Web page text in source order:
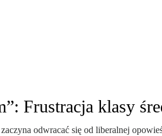
Frustracja klasy
odwracać się od liberalnej